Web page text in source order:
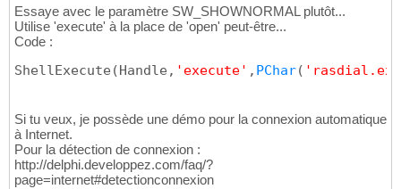
Essaye avec le paramètre SW_SHOWNORMAL plutôt...
Utilise 'execute' à la place de 'open' peut-être...
Code :
ShellExecute ( Handle, 'execute' , PChar( 'rasdial.exe
Si tu veux, je possède une démo pour la connexion automatique
à Internet.
Pour la détection de connexion :
http://delphi.developpez.com/faq/?
page=internet#detectionconnexion